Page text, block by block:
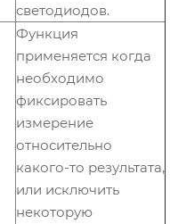
светодиодов.
Функция
применяется когда
необходимо
фиксировать
измерение
относительно
какого-то результата,
или исключить
некоторую